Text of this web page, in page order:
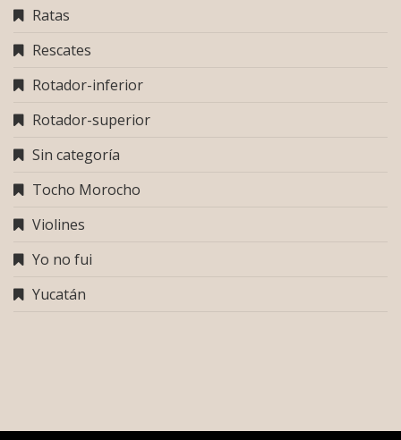
Ratas
Rescates
Rotador-inferior
Rotador-superior
Sin categoría
Tocho Morocho
Violines
Yo no fui
Yucatán